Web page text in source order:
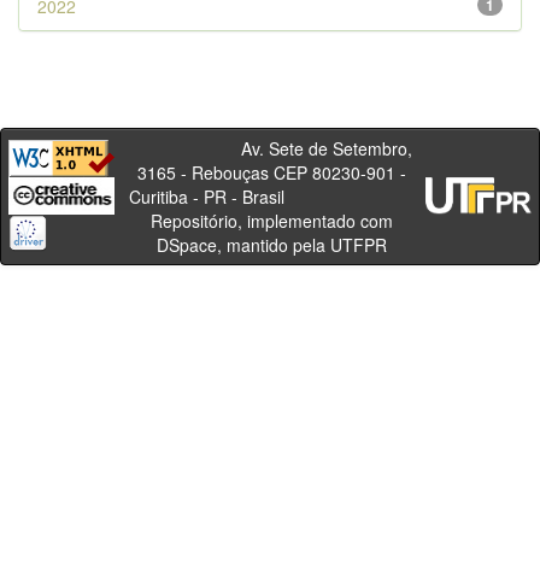
1
2022
Av. Sete de Setembro,
3165 - Rebouças CEP 80230-901 -
Curitiba - PR - Brasil
Repositório, implementado com
DSpace, mantido pela UTFPR